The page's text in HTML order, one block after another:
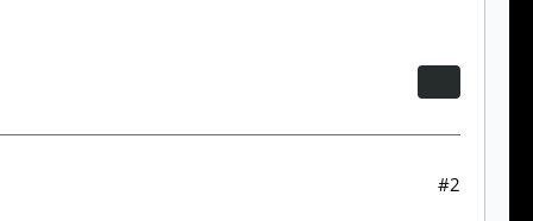
#2